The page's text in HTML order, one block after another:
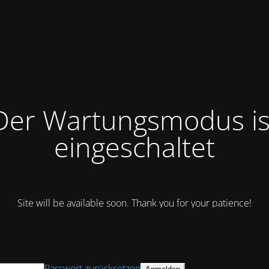
Wartungsmodus
eingeschaltet
Site will be available soon. Thank you for your patience!